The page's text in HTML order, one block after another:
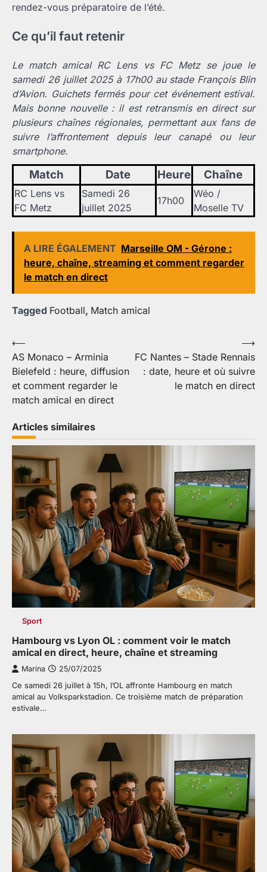
rendez-vous préparatoire de l’été.
Ce qu’il faut retenir
Le match amical RC Lens vs FC Metz se joue le
samedi 26 juillet 2025 à 17h00 au stade François Blin
d’Avion. Guichets fermés pour cet événement estival.
Mais bonne nouvelle : il est retransmis en direct sur
plusieurs chaînes régionales, permettant aux fans de
suivre l’affrontement depuis leur canapé ou leur
smartphone.
Match Date Heure Chaîne
RC Lens vs
FC Metz
Samedi 26
juillet 2025
17h00
Wéo /
Moselle TV
A LIRE ÉGALEMENT Marseille OM - Gérone :
heure, chaîne, streaming et comment regarder
le match en direct
Tagged Football, Match amical
Navigation
de
l’article
⟵
AS Monaco – Arminia
Bielefeld : heure, diffusion
et comment regarder le
match amical en direct
FC Nantes – Stade Rennais
: date, heure et où suivre
le match en direct
⟶
Articles similaires
Sport
Hambourg vs Lyon OL : comment voir le match
amical en direct, heure, chaîne et streaming
Marina 25/07/2025
Ce samedi 26 juillet à 15h, l’OL affronte Hambourg en match
amical au Volksparkstadion. Ce troisième match de préparation
estivale…